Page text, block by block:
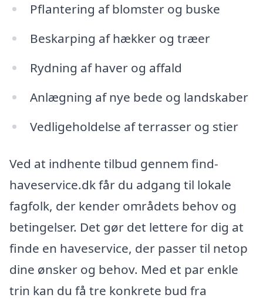
Pflantering af blomster og buske
Beskarping af hækker og træer
Rydning af haver og affald
Anlægning af nye bede og landskaber
Vedligeholdelse af terrasser og stier
Ved at indhente tilbud gennem find-
haveservice.dk får du adgang til lokale
fagfolk, der kender områdets behov og
betingelser. Det gør det lettere for dig at
finde en haveservice, der passer til netop
dine ønsker og behov. Med et par enkle
trin kan du få tre konkrete bud fra